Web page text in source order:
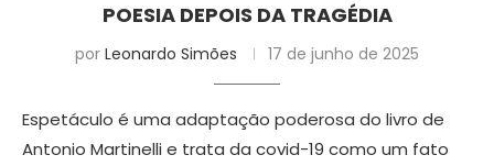
POESIA DEPOIS DA TRAGÉDIA
por Leonardo Simões 17 de junho de 2025
Espetáculo é uma adaptação poderosa do livro de
Antonio Martinelli e trata da covid-19 como um fato